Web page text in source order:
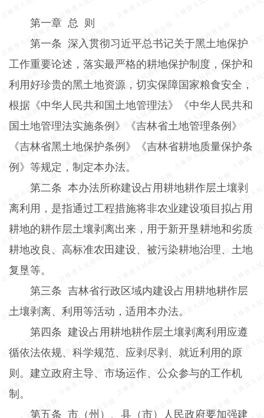
第一章 总
则
第一条 深入贯彻习近平总书记关于黑土地保护
工作重要论述，落实最严格的耕地保护制度，保护和
利用好珍贵的黑土地资源，切实保障国家粮食安全，
根据《中华人民共和国土地管理法》《中华人民共和
国土地管理法实施条例》《吉林省土地管理条例》
《吉林省黑土地保护条例》《吉林省耕地质量保护条
例》等规定，制定本办法。
第二条 本办法所称建设占用耕地耕作层土壤剥
离利用，是指通过工程措施将非农业建设项目拟占用
耕地的耕作层土壤剥离出来，用于新开垦耕地和劣质
耕地改良、高标准农田建设、被污染耕地治理、土地
复垦等。
第三条 吉林省行政区域内建设占用耕地耕作层
土壤剥离、利用等活动，适用本办法。
第四条 建设占用耕地耕作层土壤剥离利用应遵
循依法依规、科学规范、应剥尽剥、就近利用的原
则。建立政府主导、市场运作、公众参与的工作机
制。
第五条 市（州）、县（市）人民政府要加强建